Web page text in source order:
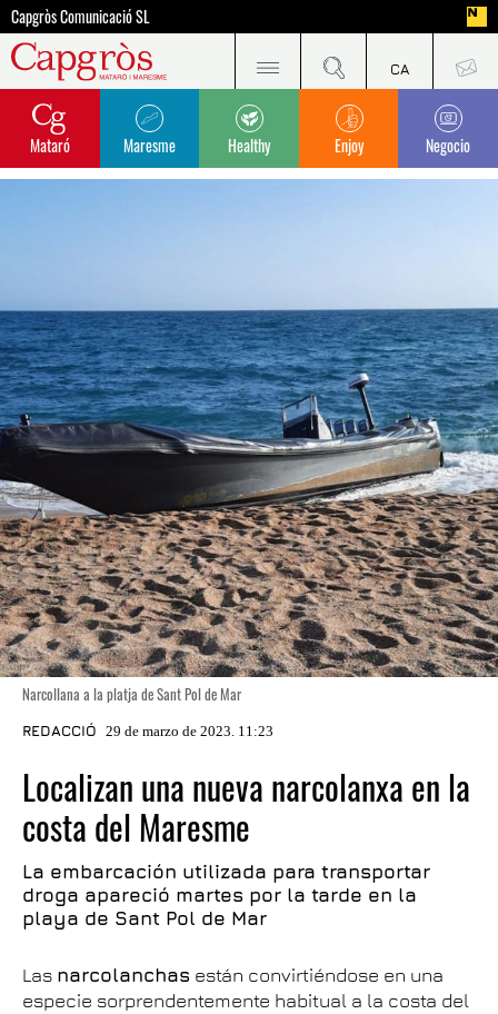
Capgròs Comunicació SL
Mataró Maresme Healthy Enjoy Negocio
Narcollana a la platja de Sant Pol de Mar
REDACCIÓ 29 de marzo de 2023. 11:23
Localizan una nueva narcolanxa en la
costa del Maresme
La embarcación utilizada para transportar
droga apareció martes por la tarde en la
playa de Sant Pol de Mar
Las narcolanchas están convirtiéndose en una
especie sorprendentemente habitual a la costa del